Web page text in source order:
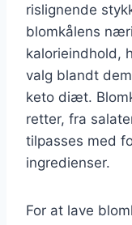
rislignende
blomkålens
kalorieindhold,
valg blandt
keto diæt.
retter, fra
tilpasses med
ingredienser.
For at lave